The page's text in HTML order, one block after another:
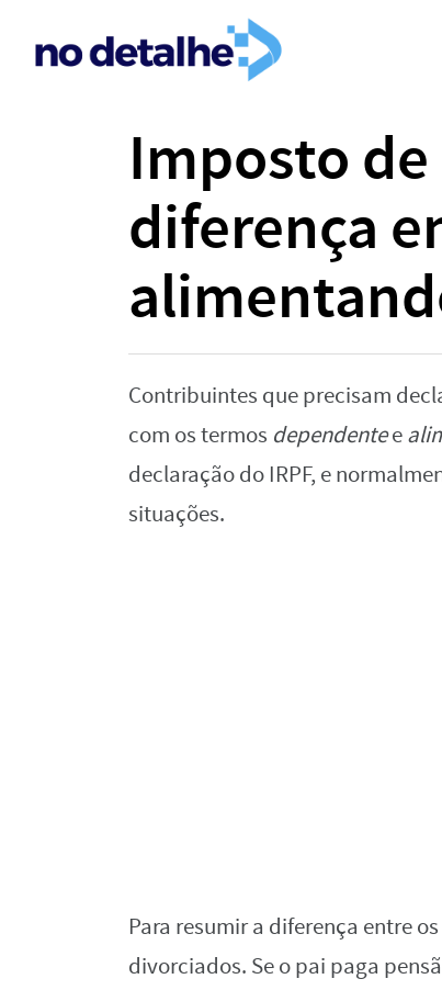
Imposto de
diferença
Contribuintes que precisam
com os termos dependentee
declaração do IRPF, e
situações.
Para resumir a diferença entre
divorciados. Se o pai paga